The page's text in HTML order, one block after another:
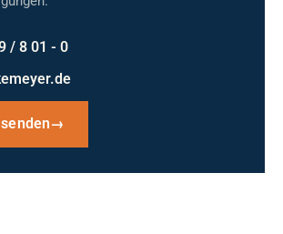
/ 8 01 - 0
→